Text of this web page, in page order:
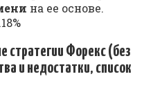
на ее основе.
стратегии Форекс (без
и недостатки, список